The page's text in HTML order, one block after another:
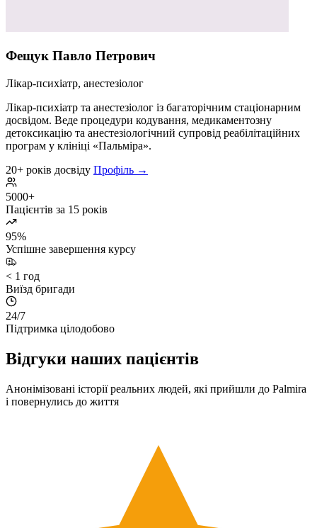
Фещук Павло Петрович
Лікар-психіатр, анестезіолог
Лікар-психіатр та анестезіолог із багаторічним стаціонарним
досвідом. Веде процедури кодування, медикаментозну
детоксикацію та анестезіологічний супровід реабілітаційних
програм у клініці «Пальміра».
20+ років досвіду Профіль →
5000+
Пацієнтів за 15 років
95%
Успішне завершення курсу
< 1 год
Виїзд бригади
24/7
Підтримка цілодобово
Відгуки наших пацієнтів
Анонімізовані історії реальних людей, які прийшли до Palmira
і повернулись до життя